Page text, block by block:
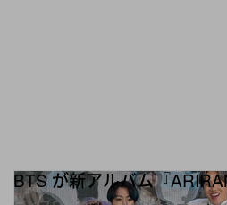
BTS が新アルバム『